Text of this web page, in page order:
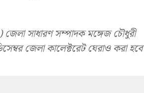
সাধারণ সম্পাদক মঙ্গেজ চৌধুরী
জেলা কালেক্টরেট ঘেরাও করা